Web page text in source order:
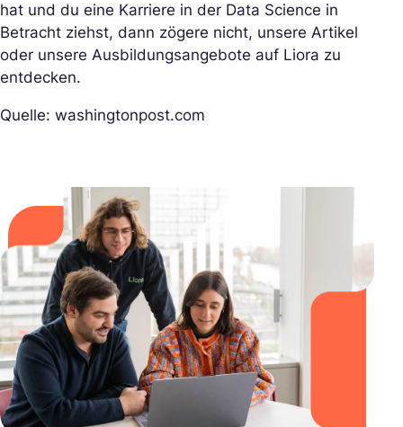
hat und du eine Karriere in der Data Science in
Betracht ziehst, dann zögere nicht, unsere Artikel
oder unsere Ausbildungsangebote auf Liora zu
entdecken.
Quelle: washingtonpost.com